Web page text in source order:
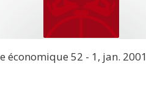
économique 52 - 1, jan. 2001